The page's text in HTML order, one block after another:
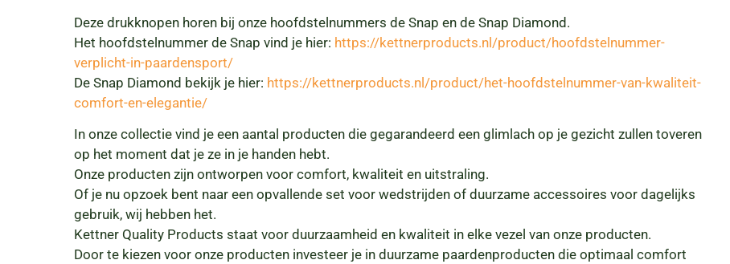
Deze drukknopen horen bij onze hoofdstelnummers de Snap en de Snap Diamond.
Het hoofdstelnummer de Snap vind je hier: https://kettnerproducts.nl/product/hoofdstelnummer-
verplicht-in-paardensport/
De Snap Diamond bekijk je hier: https://kettnerproducts.nl/product/het-hoofdstelnummer-van-kwaliteit-
comfort-en-elegantie/
In onze collectie vind je een aantal producten die gegarandeerd een glimlach op je gezicht zullen toveren
op het moment dat je ze in je handen hebt.
Onze producten zijn ontworpen voor comfort, kwaliteit en uitstraling.
Of je nu opzoek bent naar een opvallende set voor wedstrijden of duurzame accessoires voor dagelijks
gebruik, wij hebben het.
Kettner Quality Products staat voor duurzaamheid en kwaliteit in elke vezel van onze producten.
Door te kiezen voor onze producten investeer je in duurzame paardenproducten die optimaal comfort